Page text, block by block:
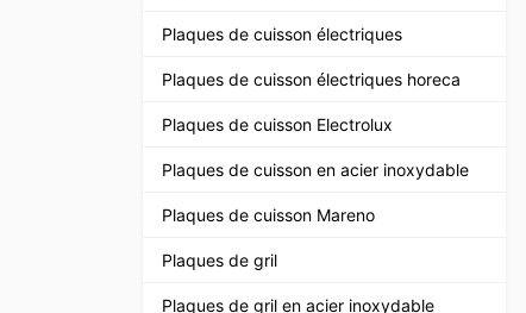
Plaques de cuisson électriques
Plaques de cuisson électriques horeca
Plaques de cuisson Electrolux
Plaques de cuisson en acier inoxydable
Plaques de cuisson Mareno
Plaques de gril
Plaques de gril en acier inoxydable